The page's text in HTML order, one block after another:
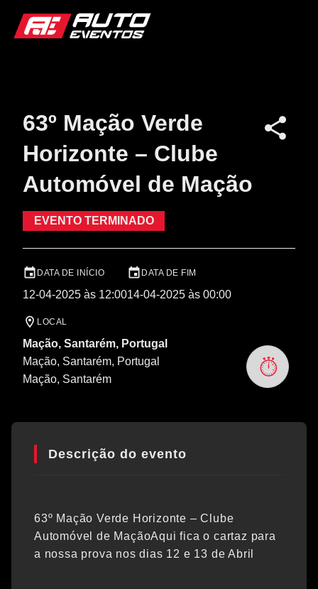
63º Mação Verde
Horizonte – Clube
Automóvel de Mação
EVENTO TERMINADO
DATA DE INÍCIO
12-04-2025 às 12:00
DATA DE FIM
14-04-2025 às 00:00
LOCAL
Mação, Santarém, Portugal
Mação, Santarém, Portugal
Mação, Santarém
Descrição do evento
63º Mação Verde Horizonte – Clube
Automóvel de MaçãoAqui fica o cartaz para
a nossa prova nos dias 12 e 13 de Abril